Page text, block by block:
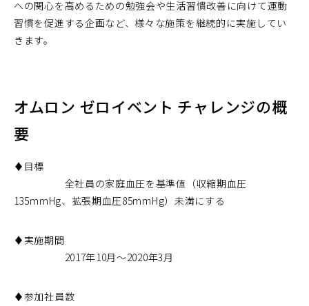
への関心を高めるための勉強会や生活習慣改善に向けて運動
習慣を促進する企画など、様々な施策を継続的に実施してい
きます。
オムロン ゼロイベント チャレンジの概
要
♦目標
全社員の家庭血圧を基準値（収縮期血圧
135mmHg、拡張期血圧85mmHg）未満にする
♦実施期間
2017年10月～2020年3月
♦参加社員数